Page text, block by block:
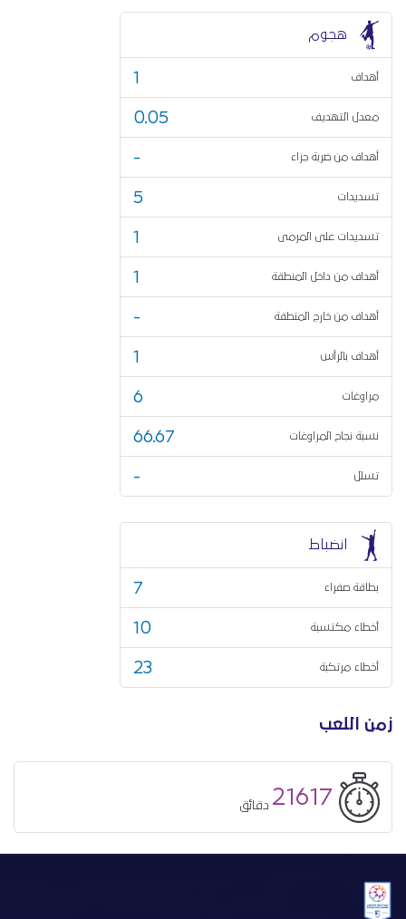
زمن اللعب
21617 دقائق
هجوم
أهداف 1
معدل التهديف 0.05
أهداف من ضربة جزاء -
تسديدات 5
تسديدات على المرمى 1
أهداف من داخل المنطقة 1
أهداف من خارج المنطقة -
أهداف بالرأس 1
مراوغات 6
نسبة نجاح المراوغات 66.67
تسلل -
انضباط
بطاقة صفراء 7
أخطاء مكتسبة 10
أخطاء مرتكبة 23